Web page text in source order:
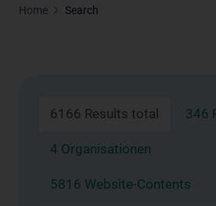
Home Search
6166 Results total 346
4 Organisationen
5816 Website-Contents